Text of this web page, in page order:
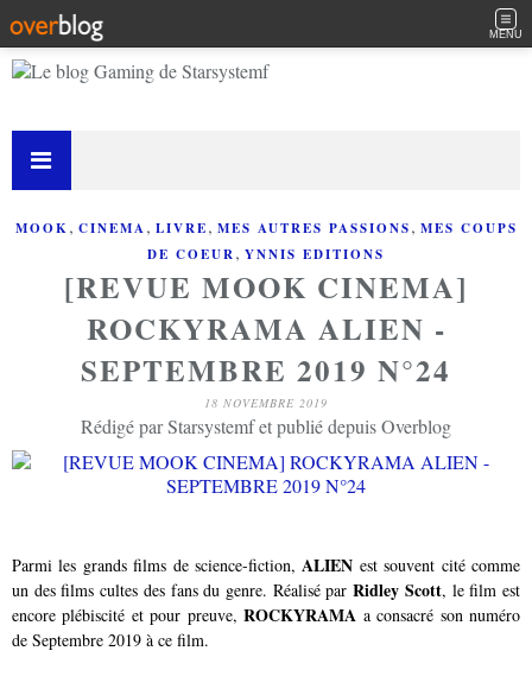
MENU
MOOK, CINEMA, LIVRE, MES AUTRES PASSIONS, MES COUPS
DE COEUR, YNNIS EDITIONS
[REVUE MOOK CINEMA]
ROCKYRAMA ALIEN -
SEPTEMBRE 2019 N°24
18 NOVEMBRE 2019
Rédigé par Starsystemf et publié depuis Overblog
Parmi les grands films de science-fiction,ALIEN est souvent cité comme
un des films cultes des fans du genre. Réalisé parRidley Scott, le film est
encore plébiscité et pour preuve,ROCKYRAMA a consacré son numéro
de Septembre 2019 à ce film.